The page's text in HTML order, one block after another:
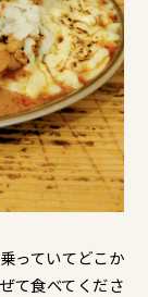
っていてどこか
て食べてくださ